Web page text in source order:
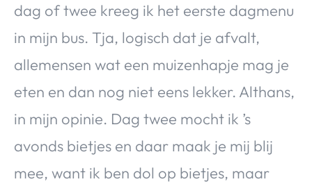
dag of twee kreeg ik het eerste dagmenu
in mijn bus. Tja, logisch dat je afvalt,
allemensen wat een muizenhapje mag je
eten en dan nog niet eens lekker. Althans,
in mijn opinie. Dag twee mocht ik ’s
avonds bietjes en daar maak je mij blij
mee, want ik ben dol op bietjes, maar